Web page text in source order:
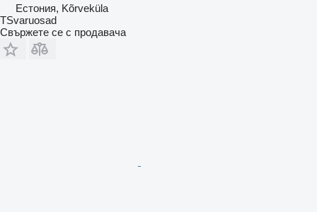
Естония, Kõrveküla
TSvaruosad
Свържете се с продавача